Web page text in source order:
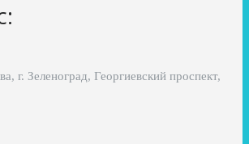
г. Зеленоград, Георгиевский проспект,